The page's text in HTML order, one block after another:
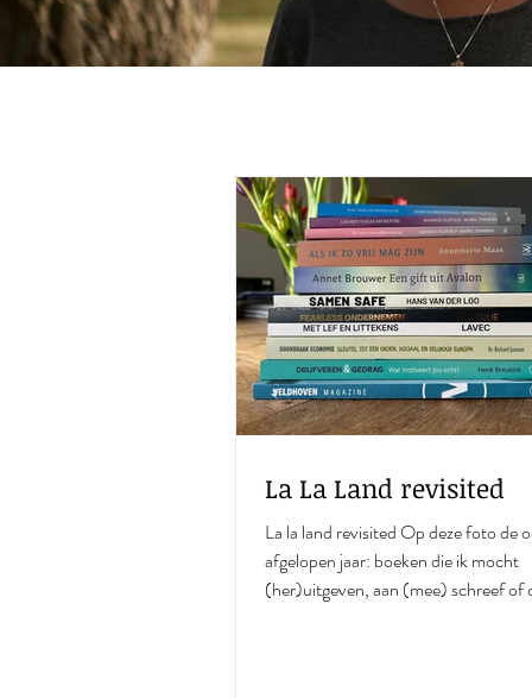
La La Land revisited
La la land revisited Op deze foto de oogst van
afgelopen jaar: boeken die ik mocht
(her)uitgeven, aan (mee) schreef of